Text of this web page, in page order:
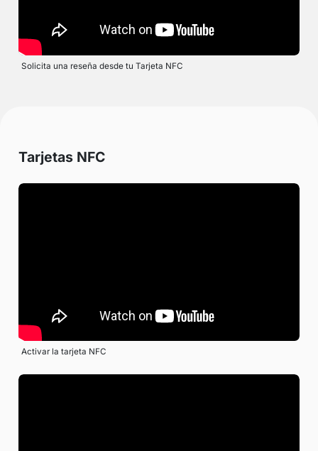
Solicita una reseña desde tu Tarjeta NFC
Tarjetas NFC
Activar la tarjeta NFC